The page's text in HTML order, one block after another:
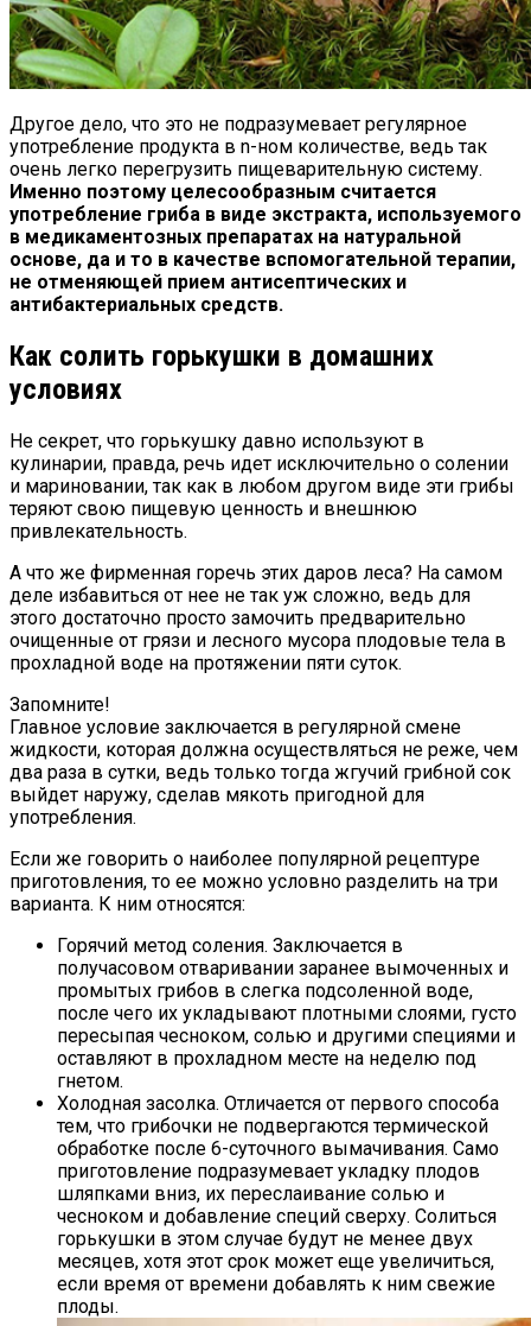
Другое дело, что это не подразумевает регулярное
употребление продукта в n-ном количестве, ведь так
очень легко перегрузить пищеварительную систему.
Именно поэтому целесообразным считается
употребление гриба в виде экстракта, используемого
в медикаментозных препаратах на натуральной
основе, да и то в качестве вспомогательной терапии,
не отменяющей прием антисептических и
антибактериальных средств.
Как солить горькушки в домашних
условиях
Не секрет, что горькушку давно используют в
кулинарии, правда, речь идет исключительно о солении
и мариновании, так как в любом другом виде эти грибы
теряют свою пищевую ценность и внешнюю
привлекательность.
А что же фирменная горечь этих даров леса? На самом
деле избавиться от нее не так уж сложно, ведь для
этого достаточно просто замочить предварительно
очищенные от грязи и лесного мусора плодовые тела в
прохладной воде на протяжении пяти суток.
Запомните!
Главное условие заключается в регулярной смене
жидкости, которая должна осуществляться не реже, чем
два раза в сутки, ведь только тогда жгучий грибной сок
выйдет наружу, сделав мякоть пригодной для
употребления.
Если же говорить о наиболее популярной рецептуре
приготовления, то ее можно условно разделить на три
варианта. К ним относятся:
Горячий метод соления. Заключается в
получасовом отваривании заранее вымоченных и
промытых грибов в слегка подсоленной воде,
после чего их укладывают плотными слоями, густо
пересыпая чесноком, солью и другими специями и
оставляют в прохладном месте на неделю под
гнетом.
Холодная засолка. Отличается от первого способа
тем, что грибочки не подвергаются термической
обработке после 6-суточного вымачивания. Само
приготовление подразумевает укладку плодов
шляпками вниз, их переслаивание солью и
чесноком и добавление специй сверху. Солиться
горькушки в этом случае будут не менее двух
месяцев, хотя этот срок может еще увеличиться,
если время от времени добавлять к ним свежие
плоды.